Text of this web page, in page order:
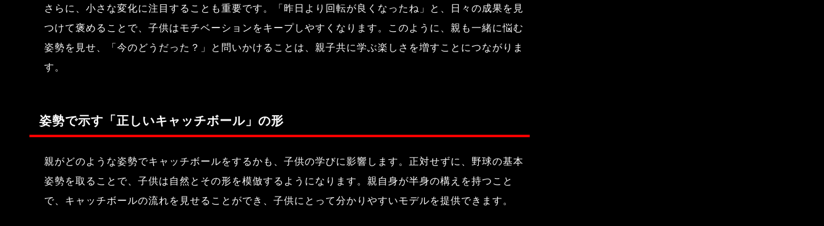
さらに、小さな変化に注目することも重要です。「昨日より回転が良くなったね」と、日々の成果を見
つけて褒めることで、子供はモチベーションをキープしやすくなります。このように、親も一緒に悩む
姿勢を見せ、「今のどうだった？」と問いかけることは、親子共に学ぶ楽しさを増すことにつながりま
す。
姿勢で示す「正しいキャッチボール」の形
親がどのような姿勢でキャッチボールをするかも、子供の学びに影響します。正対せずに、野球の基本
姿勢を取ることで、子供は自然とその形を模倣するようになります。親自身が半身の構えを持つこと
で、キャッチボールの流れを見せることができ、子供にとって分かりやすいモデルを提供できます。